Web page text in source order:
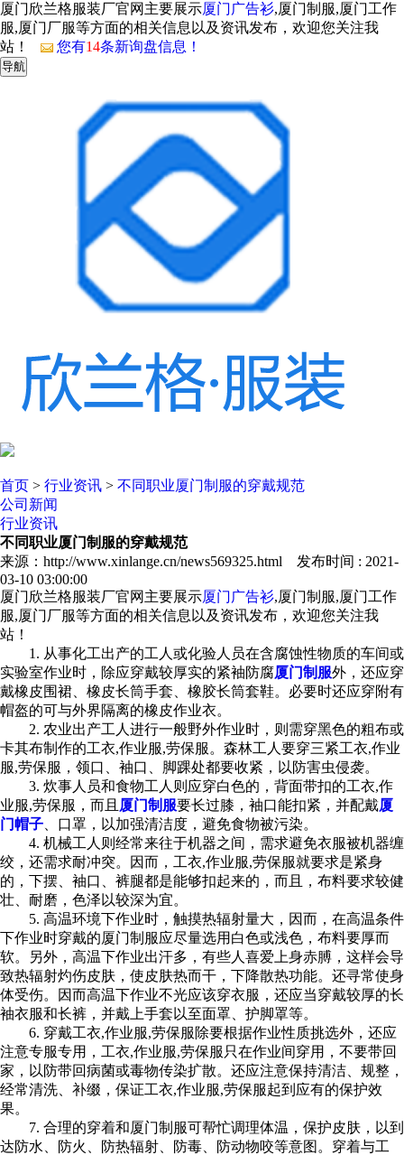
厦门欣兰格服装厂官网主要展示厦门广告衫,厦门制服,厦门工作
服,厦门厂服等方面的相关信息以及资讯发布，欢迎您关注我
站！
您有14条新询盘信息！
导航
首页 > 行业资讯 > 不同职业厦门制服的穿戴规范
公司新闻
行业资讯
不同职业厦门制服的穿戴规范
来源：http://www.xinlange.cn/news569325.html 发布时间 : 2021-
03-10 03:00:00
厦门欣兰格服装厂官网主要展示厦门广告衫,厦门制服,厦门工作
服,厦门厂服等方面的相关信息以及资讯发布，欢迎您关注我
站！
1. 从事化工出产的工人或化验人员在含腐蚀性物质的车间或
实验室作业时，除应穿戴较厚实的紧袖防腐厦门制服外，还应穿
戴橡皮围裙、橡皮长筒手套、橡胶长筒套鞋。必要时还应穿附有
帽盔的可与外界隔离的橡皮作业衣。
2. 农业出产工人进行一般野外作业时，则需穿黑色的粗布或
卡其布制作的工衣,作业服,劳保服。森林工人要穿三紧工衣,作业
服,劳保服，领口、袖口、脚踝处都要收紧，以防害虫侵袭。
3. 炊事人员和食物工人则应穿白色的，背面带扣的工衣,作
业服,劳保服，而且 厦门制服要长过膝，袖口能扣紧，并配戴厦
门帽子 、口罩，以加强清洁度，避免食物被污染。
4. 机械工人则经常来往于机器之间，需求避免衣服被机器缠
绞，还需求耐冲突。因而，工衣,作业服,劳保服就要求是紧身
的，下摆、袖口、裤腿都是能够扣起来的，而且，布料要求较健
壮、耐磨，色泽以较深为宜。
5. 高温环境下作业时，触摸热辐射量大，因而，在高温条件
下作业时穿戴的厦门制服应尽量选用白色或浅色，布料要厚而
软。另外，高温下作业出汗多，有些人喜爱上身赤膊，这样会导
致热辐射灼伤皮肤，使皮肤热而干，下降散热功能。还寻常使身
体受伤。因而高温下作业不光应该穿衣服，还应当穿戴较厚的长
袖衣服和长裤，并戴上手套以至面罩、护脚罩等。
6. 穿戴工衣,作业服,劳保服除要根据作业性质挑选外，还应
注意专服专用，工衣,作业服,劳保服只在作业间穿用，不要带回
家，以防带回病菌或毒物传染扩散。还应注意保持清洁、规整，
经常清洗、补缀，保证工衣,作业服,劳保服起到应有的保护效
果。
7. 合理的穿着和厦门制服可帮忙调理体温，保护皮肤，以到
达防水、防火、防热辐射、防毒、防动物咬等意图。穿着与工